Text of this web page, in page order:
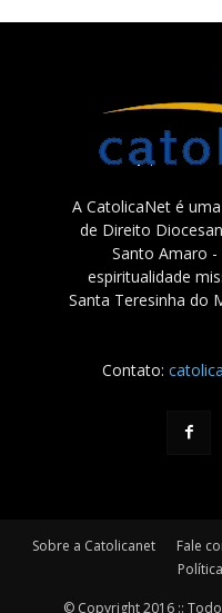
A CatolicaNet é
de Direito
Santo Amaro -
espiritualidade
Santa Teresinha do
Contato:
Sobre a Catolicanet Fale
© Copyright 2016 ::